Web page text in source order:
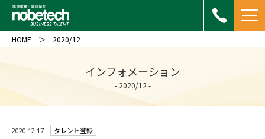
インフォメーション
- 2020/12 -
HOME 2020/12
2020.12.17 タレント登録